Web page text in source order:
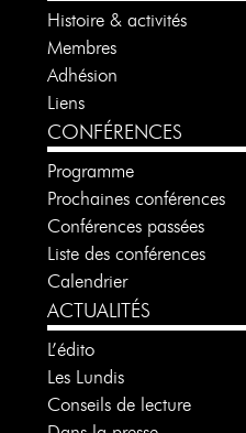
Histoire & activités
Membres
Adhésion
Liens
CONFÉRENCES
Programme
Prochaines conférences
Conférences passées
Liste des conférences
Calendrier
ACTUALITÉS
L’édito
Les Lundis
Conseils de lecture